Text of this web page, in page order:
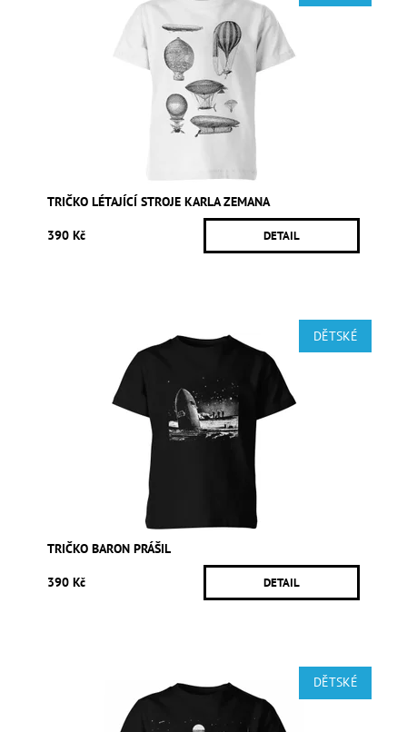
TRIČKO LÉTAJÍCÍ STROJE KARLA ZEMANA
390 Kč DETAIL
DĚTSKÉ
TRIČKO BARON PRÁŠIL
390 Kč DETAIL
DĚTSKÉ